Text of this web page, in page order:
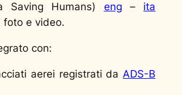
Saving Humans) eng – ita
foto e video.
con:
aerei registrati da ADS-B